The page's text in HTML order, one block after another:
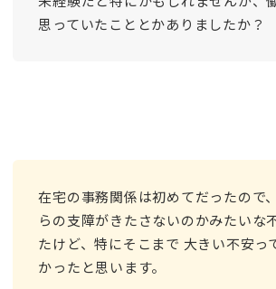
思っていたこととかありましたか？
在宅の事務関係は初めてだったので
らの支障がきたさないのかみたいな
たけど、特にそこまで 大きい不安っ
かったと思います。